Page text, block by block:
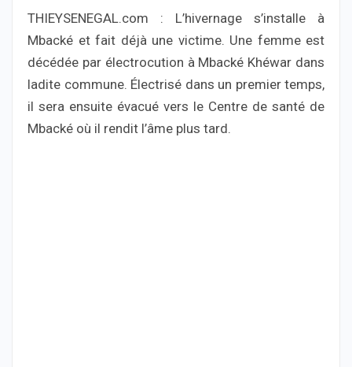
THIEYSENEGAL.com : L’hivernage s’installe à
Mbacké et fait déjà une victime. Une femme est
décédée par électrocution à Mbacké Khéwar dans
ladite commune. Électrisé dans un premier temps,
il sera ensuite évacué vers le Centre de santé de
Mbacké où il rendit l’âme plus tard.